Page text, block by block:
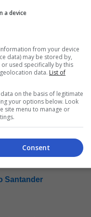
buscados requisitos
nas categorias “A”
conta com benefícios
obtenção de
Santander
a device
from your device
data) may be stored by,
used specifically by this
data. List of
on the basis of legitimate
your options below. Look
site menu to manage or
Consent